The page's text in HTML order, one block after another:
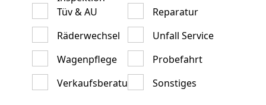
Tüv & AU
Reparatur
Räderwechsel
Unfall Service
Wagenpflege
Probefahrt
Verkaufsberatung
Sonstiges